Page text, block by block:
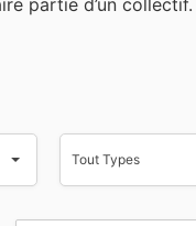
partie d’un collectif.
Tout
Types
Tout Types